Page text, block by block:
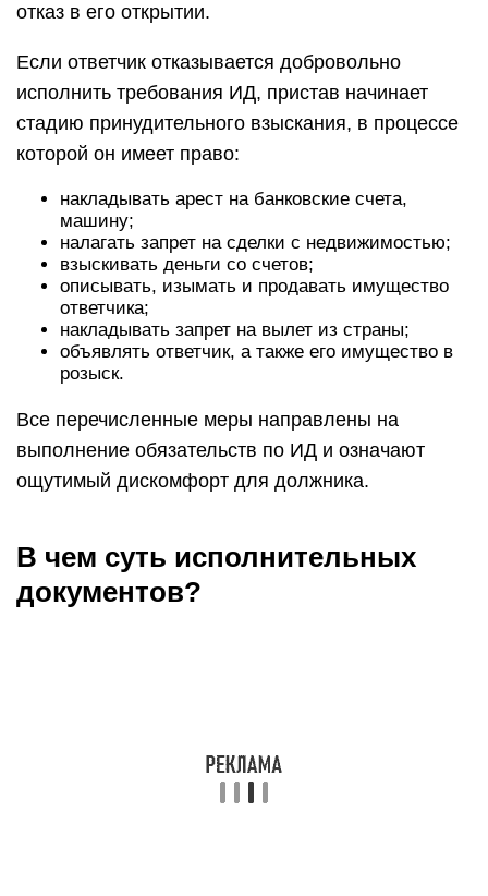
отказ в его открытии.
Если ответчик отказывается добровольно
исполнить требования ИД, пристав начинает
стадию принудительного взыскания, в процессе
которой он имеет право:
накладывать арест на банковские счета,
машину;
налагать запрет на сделки с недвижимостью;
взыскивать деньги со счетов;
описывать, изымать и продавать имущество
ответчика;
накладывать запрет на вылет из страны;
объявлять ответчик, а также его имущество в
розыск.
Все перечисленные меры направлены на
выполнение обязательств по ИД и означают
ощутимый дискомфорт для должника.
В чем суть исполнительных
документов?